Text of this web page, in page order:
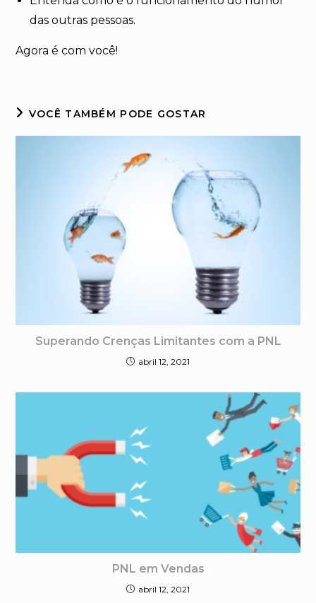
das outras pessoas.
Agora é com você!
VOCÊ TAMBÉM PODE GOSTAR
Superando Crenças Limitantes com a PNL
abril 12, 2021
PNL em Vendas
abril 12, 2021